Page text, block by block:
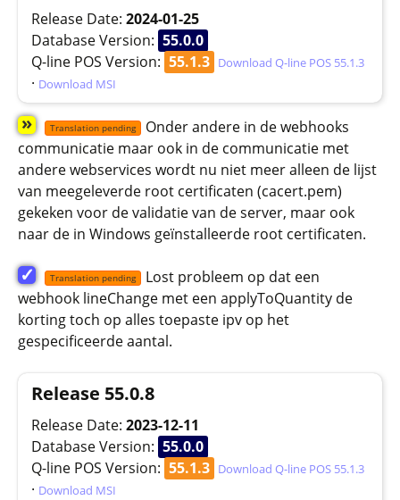
Release Date: 2024-01-25
Database Version: 55.0.0
Q-line POS Version: 55.1.3 Download Q-line POS 55.1.3
· Download MSI
» Translation pending
Onder andere in de webhooks
communicatie maar ook in de communicatie met
andere webservices wordt nu niet meer alleen de lijst
van meegeleverde root certificaten (cacert.pem)
gekeken voor de validatie van de server, maar ook
naar de in Windows geïnstalleerde root certificaten.
✓ Translation pending
Lost probleem op dat een
webhook lineChange met een applyToQuantity de
korting toch op alles toepaste ipv op het
gespecificeerde aantal.
Release 55.0.8
Release Date: 2023-12-11
Database Version: 55.0.0
Q-line POS Version: 55.1.3 Download Q-line POS 55.1.3
· Download MSI